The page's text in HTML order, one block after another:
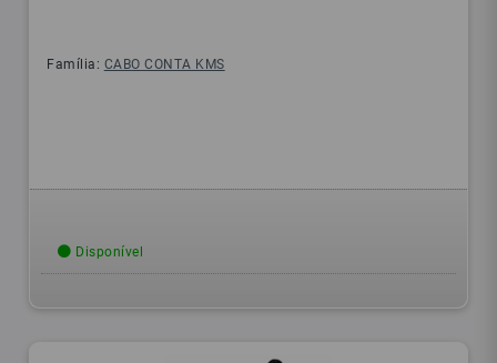
Família: CABO CONTA KMS
Disponível